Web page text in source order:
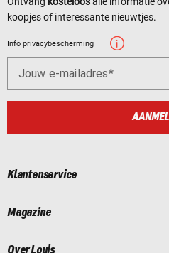
koopjes of interessante nieuwtjes.
Info privacybescherming
Jouw e-mailadres
Klantenservice
Magazine
Over Louis